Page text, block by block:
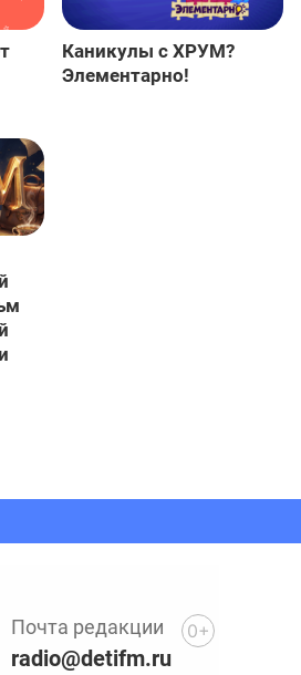
Каникулы с ХРУМ?
Элементарно!
Почта редакции
radio@detifm.ru
0+